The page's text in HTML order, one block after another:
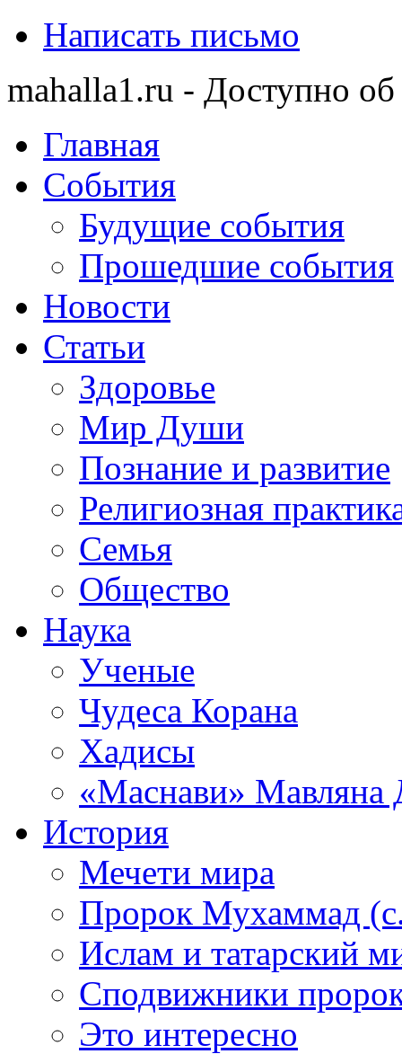
Написать письмо
mahalla1.ru - Доступно об
Главная
События
Будущие события
Прошедшие события
Новости
Статьи
Здоровье
Мир Души
Познание и развитие
Религиозная
Семья
Общество
Наука
Ученые
Чудеса Корана
Хадисы
«Маснави» Мавляна
История
Мечети мира
Пророк Мухаммад
Ислам и татарский
Сподвижники
Это интересно